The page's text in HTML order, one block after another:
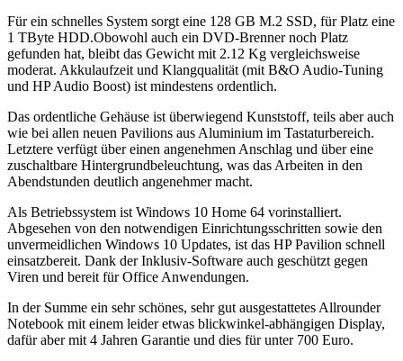
Für ein schnelles System sorgt eine 128 GB M.2 SSD, für Platz eine
1 TByte HDD.Obowohl auch ein DVD-Brenner noch Platz
gefunden hat, bleibt das Gewicht mit 2.12 Kg vergleichsweise
moderat. Akkulaufzeit und Klangqualität (mit B&O Audio-Tuning
und HP Audio Boost) ist mindestens ordentlich.
Das ordentliche Gehäuse ist überwiegend Kunststoff, teils aber auch
wie bei allen neuen Pavilions aus Aluminium im Tastaturbereich.
Letztere verfügt über einen angenehmen Anschlag und über eine
zuschaltbare Hintergrundbeleuchtung, was das Arbeiten in den
Abendstunden deutlich angenehmer macht.
Als Betriebssystem ist Windows 10 Home 64 vorinstalliert.
Abgesehen von den notwendigen Einrichtungsschritten sowie den
unvermeidlichen Windows 10 Updates, ist das HP Pavilion schnell
einsatzbereit. Dank der Inklusiv-Software auch geschützt gegen
Viren und bereit für Office Anwendungen.
In der Summe ein sehr schönes, sehr gut ausgestattetes Allrounder
Notebook mit einem leider etwas blickwinkel-abhängigen Display,
dafür aber mit 4 Jahren Garantie und dies für unter 700 Euro.